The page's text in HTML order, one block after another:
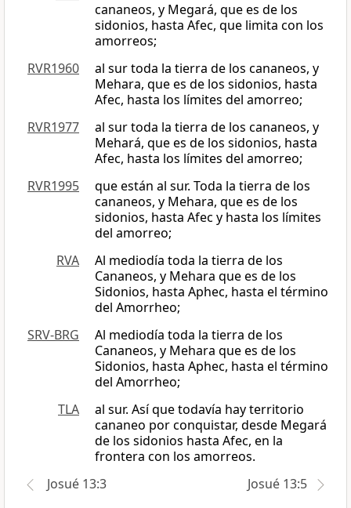
cananeos, y Megará, que es de los
sidonios, hasta Afec, que limita con los
amorreos;
RVR1960
al sur toda la tierra de los cananeos, y
Mehara, que es de los sidonios, hasta
Afec, hasta los límites del amorreo;
RVR1977
al sur toda la tierra de los cananeos, y
Mehará, que es de los sidonios, hasta
Afec, hasta los límites del amorreo;
RVR1995
que están al sur. Toda la tierra de los
cananeos, y Mehara, que es de los
sidonios, hasta Afec y hasta los límites
del amorreo;
RVA
Al mediodía toda la tierra de los
Cananeos, y Mehara que es de los
Sidonios, hasta Aphec, hasta el término
del Amorrheo;
SRV-BRG
Al mediodía toda la tierra de los
Cananeos, y Mehara que es de los
Sidonios, hasta Aphec, hasta el término
del Amorrheo;
TLA
al sur. Así que todavía hay territorio
cananeo por conquistar, desde Megará
de los sidonios hasta Afec, en la
frontera con los amorreos.
Josué 13:3
Josué 13:5